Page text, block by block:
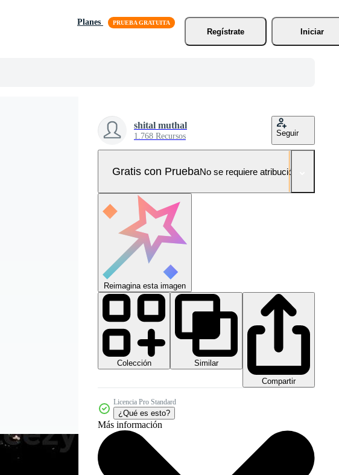
Planes
Regístrate
Iniciar
shital muthal
1.768 Recursos Seguir
Gratis con PruebaNo se requiere atribución!
Reimagina esta imagen
Colección
Similar
Compartir
Licencia Pro Standard
¿Qué es esto?
Más información